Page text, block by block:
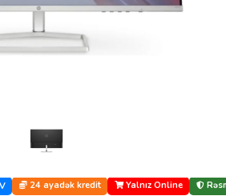
24 ayadək kredit Yalnız Online